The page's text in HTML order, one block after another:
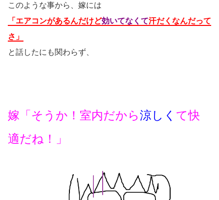
このような事から、嫁には
「エアコンがあるんだけど効いてなくて汗だくなんだって
さ」
と話したにも関わらず、
嫁「そうか！室内だから涼しく て快
適だね！」